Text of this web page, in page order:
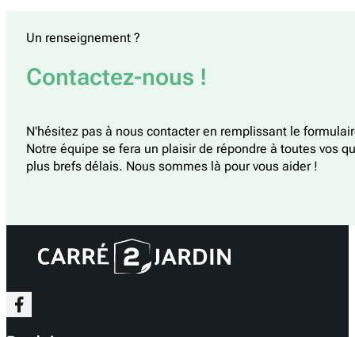
Contactez-nous !
Un renseignement ?
N'hésitez pas à nous contacter en remplissant le
Notre équipe se fera un plaisir de répondre à toutes vos
plus brefs délais. Nous sommes là pour vous aider !